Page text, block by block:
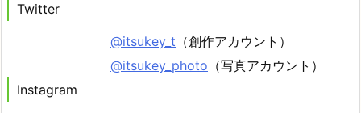
Twitter
@itsukey_t （創作アカウント）
@itsukey_photo （写真アカウント）
Instagram